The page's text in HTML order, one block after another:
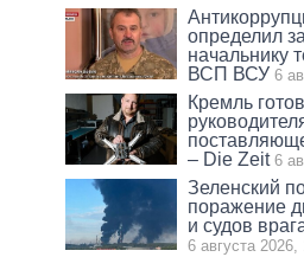
определил
начальнику
ВСП ВСУ 6
Кремль
– Die Zeit 6
Зеленский
поражение
и судов
6 августа 2026,